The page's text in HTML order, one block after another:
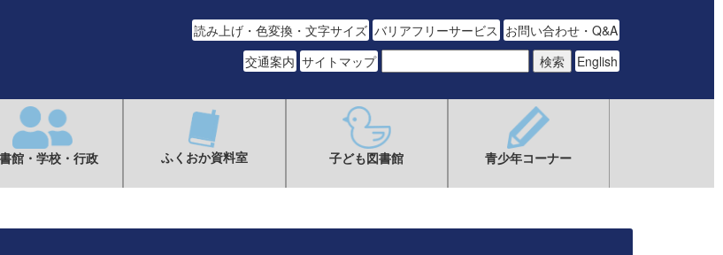
読み上げ・色変換・文字サイズ バリアフリーサービス お問い合わせ・Q&A
交通案内 サイトマップ English
館・学校・行政 ふくおか資料室 子ども図書館 青少年コーナー